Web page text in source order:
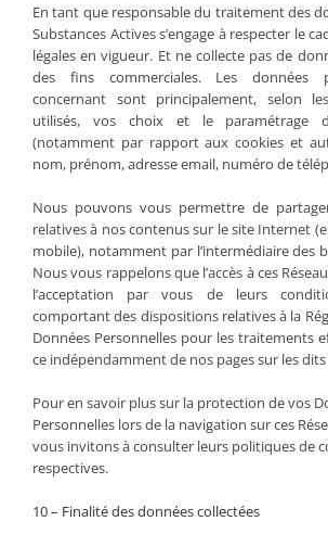
En tant que responsable du traitement des
Substances Actives s’engage à respecter le
légales en vigueur. Et ne collecte pas de
des fins commerciales. Les données
concernant sont principalement, selon
utilisés, vos choix et le paramétrage
(notamment par rapport aux cookies et
nom, prénom, adresse email, numéro de
Nous pouvons vous permettre de
relatives à nos contenus sur le site Internet
mobile), notamment par l’intermédiaire des
Nous vous rappelons que l’accès à ces
l’acceptation par vous de leurs
comportant des dispositions relatives à la
Données Personnelles pour les traitements
ce indépendamment de nos pages sur les dits
Pour en savoir plus sur la protection de vos
Personnelles lors de la navigation sur ces
vous invitons à consulter leurs politiques de
respectives.
10 – Finalité des données collectées